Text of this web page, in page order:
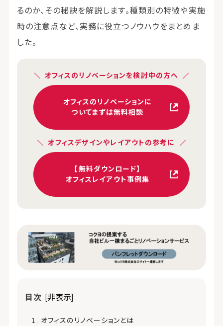
るのか、その秘訣を解説します。種類別の特徴や実施
時の注意点など、実務に役立つノウハウをまとめま
した。
オフィスのリノベーションを検討中の方へ
オフィスのリノベーションに
ついてまずは無料相談
オフィスデザインやレイアウトの参考に
【無料ダウンロード】
オフィスレイアウト事例集
目次 [非表示]
オフィスのリノベーションとは